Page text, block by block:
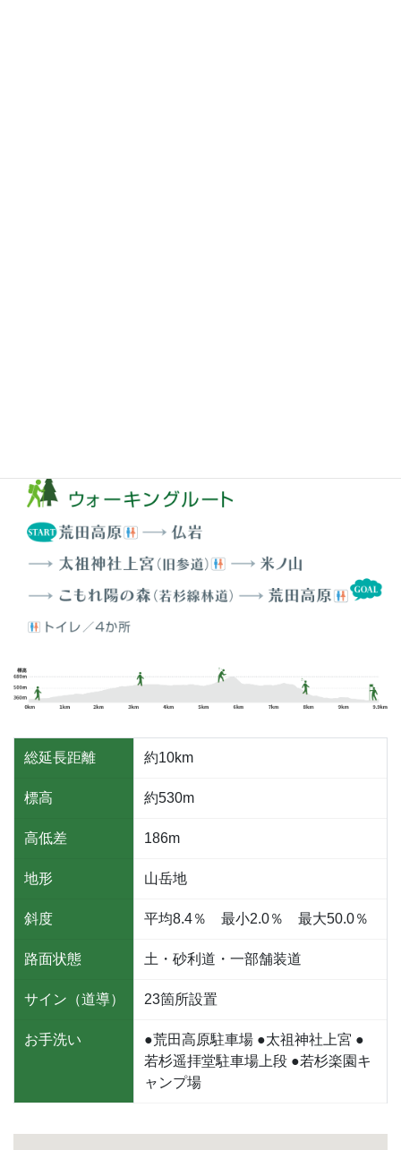
総延長距離 約10km
標高 約530m
高低差 186m
地形 山岳地
斜度 平均8.4％ 最小2.0％ 最大50.0％
路面状態 土・砂利道・一部舗装道
サイン（道導） 23箇所設置
お手洗い
●荒田高原駐車場 ●太祖神社上宮 ●
若杉遥拝堂駐車場上段 ●若杉楽園キ
ャンプ場